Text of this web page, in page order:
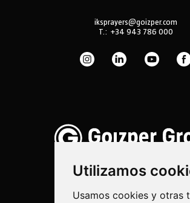
Utilizamos
Usamos cookies y otras
iksprayers@goizper.com
T.: +34 943 786 000